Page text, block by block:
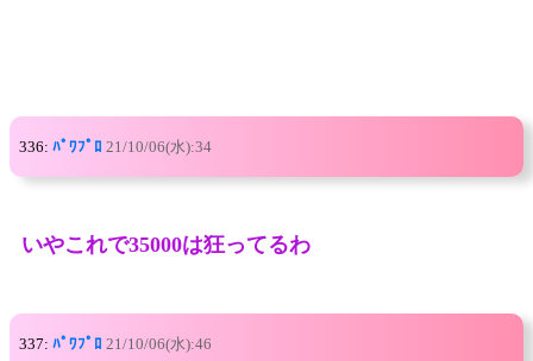
336: ﾊﾟﾜﾌﾟﾛ 21/10/06(水):34
いやこれで35000は狂ってるわ
337: ﾊﾟﾜﾌﾟﾛ 21/10/06(水):46